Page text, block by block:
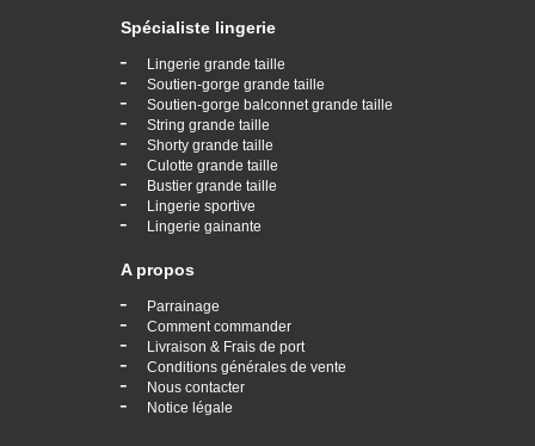
Spécialiste lingerie
- Lingerie grande taille
- Soutien-gorge grande taille
- Soutien-gorge balconnet grande taille
- String grande taille
- Shorty grande taille
- Culotte grande taille
- Bustier grande taille
- Lingerie sportive
- Lingerie gainante
A propos
- Parrainage
- Comment commander
- Livraison & Frais de port
- Conditions générales de vente
- Nous contacter
- Notice légale